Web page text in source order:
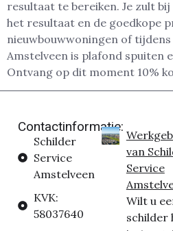
resultaat te bereiken. Je zult
het resultaat en de goedkope
nieuwbouwwoningen of
Amstelveen is plafond spuiten
Ontvang op dit moment 10%
Contactinformatie:
Schilder
Service
Amstelveen
KVK:
58037640
van
Service
Wilt u
schilder